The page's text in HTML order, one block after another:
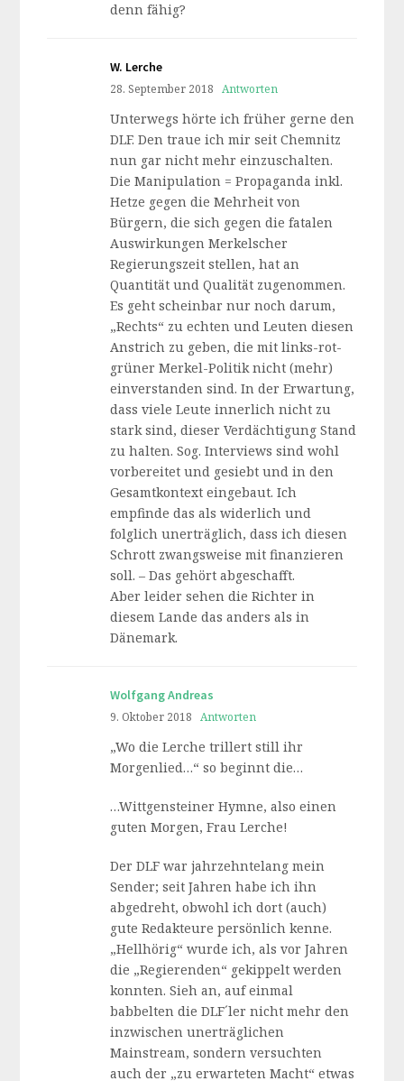
denn fähig?
W. Lerche
28. September 2018 Antworten
Unterwegs hörte ich früher gerne den
DLF. Den traue ich mir seit Chemnitz
nun gar nicht mehr einzuschalten.
Die Manipulation = Propaganda inkl.
Hetze gegen die Mehrheit von
Bürgern, die sich gegen die fatalen
Auswirkungen Merkelscher
Regierungszeit stellen, hat an
Quantität und Qualität zugenommen.
Es geht scheinbar nur noch darum,
„Rechts“ zu echten und Leuten diesen
Anstrich zu geben, die mit links-rot-
grüner Merkel-Politik nicht (mehr)
einverstanden sind. In der Erwartung,
dass viele Leute innerlich nicht zu
stark sind, dieser Verdächtigung Stand
zu halten. Sog. Interviews sind wohl
vorbereitet und gesiebt und in den
Gesamtkontext eingebaut. Ich
empfinde das als widerlich und
folglich unerträglich, dass ich diesen
Schrott zwangsweise mit finanzieren
soll. – Das gehört abgeschafft.
Aber leider sehen die Richter in
diesem Lande das anders als in
Dänemark.
Wolfgang Andreas
9. Oktober 2018 Antworten
„Wo die Lerche trillert still ihr
Morgenlied…“ so beginnt die…
…Wittgensteiner Hymne, also einen
guten Morgen, Frau Lerche!
Der DLF war jahrzehntelang mein
Sender; seit Jahren habe ich ihn
abgedreht, obwohl ich dort (auch)
gute Redakteure persönlich kenne.
„Hellhörig“ wurde ich, als vor Jahren
die „Regierenden“ gekippelt werden
konnten. Sieh an, auf einmal
babbelten die DLF´ler nicht mehr den
inzwischen unerträglichen
Mainstream, sondern versuchten
auch der „zu erwarteten Macht“ etwas